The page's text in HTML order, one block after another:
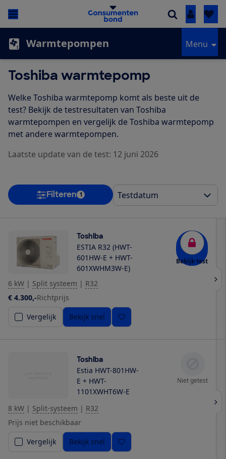
Inloggen
Warmtepompen Menu
Toshiba warmtepomp
Welke Toshiba warmtepomp komt als beste uit de
test? Bekijk de testresultaten van Toshiba
warmtepompen en vergelijk de Toshiba warmtepomp
met andere warmtepompen.
Laatste update van de test: 12 juni 2026
Filteren 1
Toshiba
ESTIA R32 (HWT-
601HW-E + HWT-
601XWHM3W-E)
Bekijk test
6 kW | Split systeem | R32
€ 4.300,-Richtprijs
Vergelijk
Bekijk snel
Toshiba
Estia HWT-801HW-
E + HWT-
1101XWHT6W-E
Niet getest
8 kW | Split-systeem | R32
Prijs niet beschikbaar
Vergelijk
Bekijk snel